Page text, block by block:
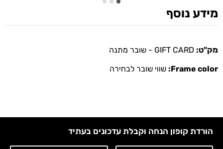
מידע נוסף
מק"ט:
Frame color: שווי שובר לבחירה
הורדת קופון הנחה וקבלת עדכונים בעתיד